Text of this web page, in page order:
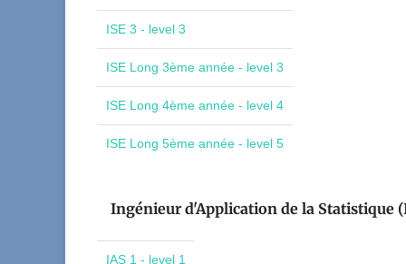
ISE 3 - level 3
ISE Long 3ème année - level 3
ISE Long 4ème année - level 4
ISE Long 5ème année - level 5
Ingénieur d'Application de la Statistique
IAS 1 - level 1